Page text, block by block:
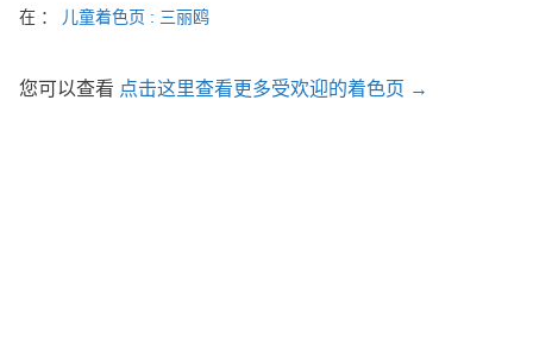
在 ：
儿童着色页 : 三丽鸥
您可以查看 点击这里查看更多受欢迎的着色页 →